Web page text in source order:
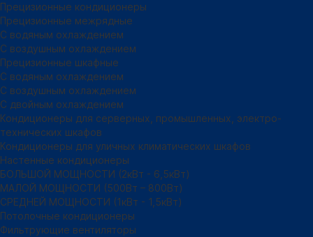
Прецизионные кондиционеры
Прецизионные межрядные
С водяным охлаждением
С воздушным охлаждением
Прецизионные шкафные
С водяным охлаждением
С воздушным охлаждением
С двойным охлаждением
Кондиционеры для серверных, промышленных, электро-
технических шкафов
Кондиционеры для уличных климатических шкафов
Настенные кондиционеры
БОЛЬШОЙ МОЩНОСТИ (2кВт - 6,5кВт)
МАЛОЙ МОЩНОСТИ (500Вт – 800Вт)
СРЕДНЕЙ МОЩНОСТИ (1кВт - 1,5кВт)
Потолочные кондиционеры
Фильтрующие вентиляторы